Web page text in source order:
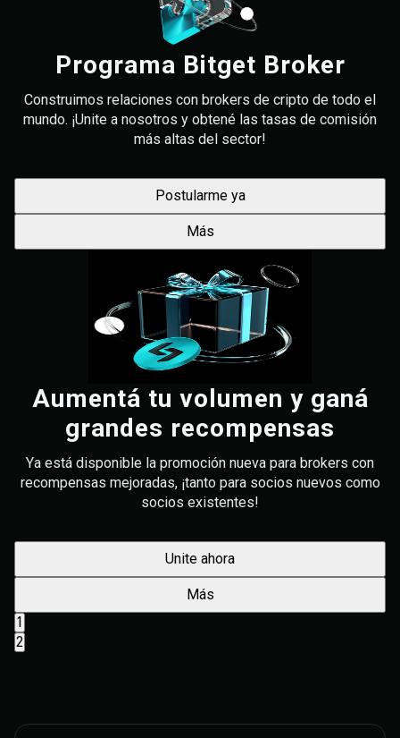
Programa Bitget Broker
Construimos relaciones con brokers de cripto de todo el
mundo. ¡Unite a nosotros y obtené las tasas de comisión
más altas del sector!
Postularme ya
Más
Aumentá tu volumen y ganá
grandes recompensas
Ya está disponible la promoción nueva para brokers con
recompensas mejoradas, ¡tanto para socios nuevos como
socios existentes!
Unite ahora
Más
1
2